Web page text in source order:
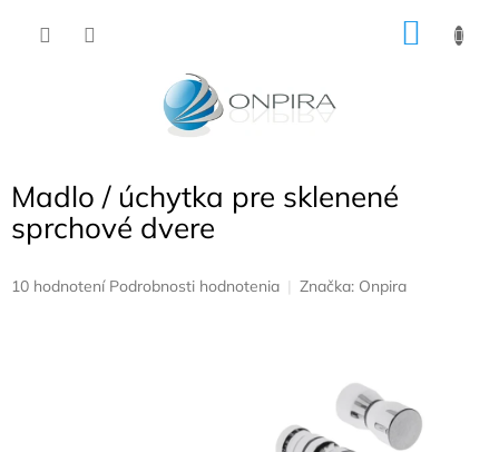
Madlo / úchytka pre sklenené
sprchové dvere
Priemerné
10 hodnotení Podrobnosti hodnotenia Značka: Onpira